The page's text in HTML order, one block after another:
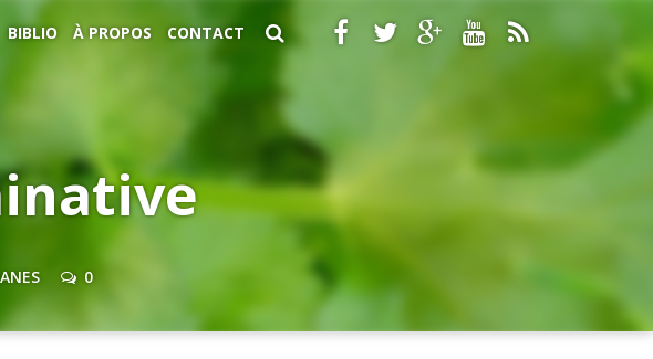
BIBLIO À PROPOS CONTACT
0